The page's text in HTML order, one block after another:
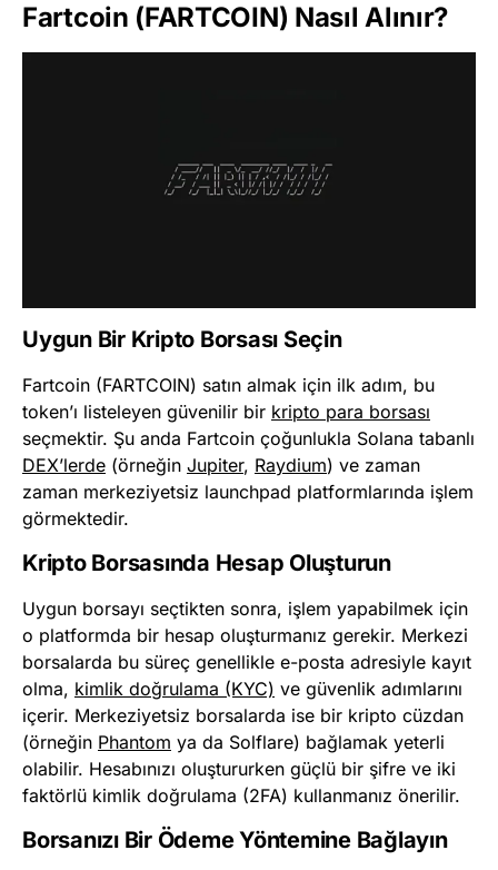
Fartcoin (FARTCOIN) Nasıl Alınır?
Uygun Bir Kripto Borsası Seçin
Fartcoin (FARTCOIN) satın almak için ilk adım, bu
token’ı listeleyen güvenilir bir kripto para borsası
seçmektir. Şu anda Fartcoin çoğunlukla Solana tabanlı
DEX’lerde (örneğin Jupiter, Raydium) ve zaman
zaman merkeziyetsiz launchpad platformlarında işlem
görmektedir.
Kripto Borsasında Hesap Oluşturun
Uygun borsayı seçtikten sonra, işlem yapabilmek için
o platformda bir hesap oluşturmanız gerekir. Merkezi
borsalarda bu süreç genellikle e-posta adresiyle kayıt
olma, kimlik doğrulama (KYC) ve güvenlik adımlarını
içerir. Merkeziyetsiz borsalarda ise bir kripto cüzdan
(örneğin Phantom ya da Solflare) bağlamak yeterli
olabilir. Hesabınızı oluştururken güçlü bir şifre ve iki
faktörlü kimlik doğrulama (2FA) kullanmanız önerilir.
Borsanızı Bir Ödeme Yöntemine Bağlayın